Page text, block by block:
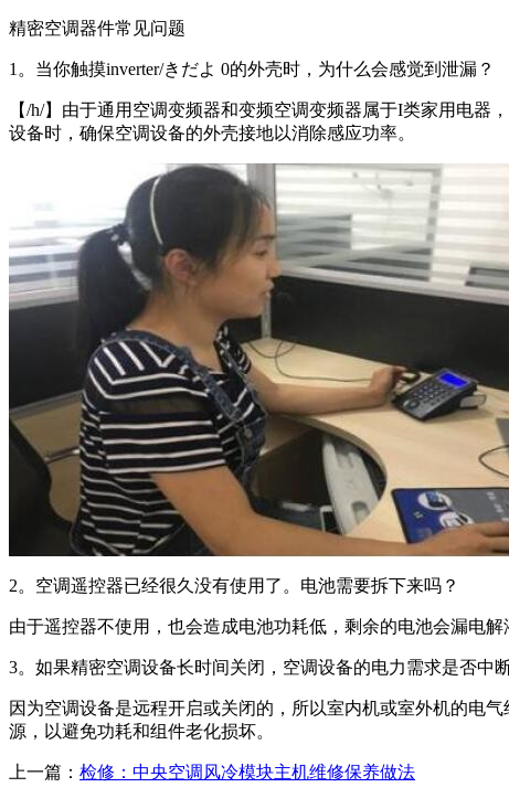
精密空调器件常见问题
1。当你触摸inverter/きだよ 0的外壳时，为什么会感觉到泄漏？
【/h/】由于通用空调变频器和变频空调变频器属于I类家用电
设备时，确保空调设备的外壳接地以消除感应功率。
2。空调遥控器已经很久没有使用了。电池需要拆下来吗？
由于遥控器不使用，也会造成电池功耗低，剩余的电池会漏电解
3。如果精密空调设备长时间关闭，空调设备的电力需求是否中
因为空调设备是远程开启或关闭的，所以室内机或室外机的电
源，以避免功耗和组件老化损坏。
上一篇： 检修：中央空调风冷模块主机维修保养做法